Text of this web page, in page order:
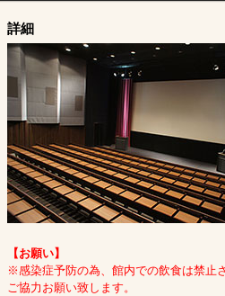
詳細
【お願い】
※感染症予防の為、館内での飲食は禁止
ご協力お願い致します。